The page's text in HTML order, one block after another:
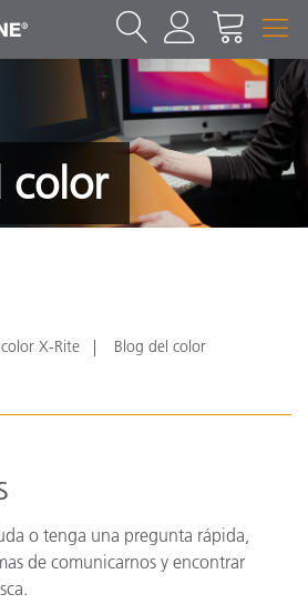
color
X-Rite Blog del color
o tenga una pregunta rápida,
de comunicarnos y encontrar